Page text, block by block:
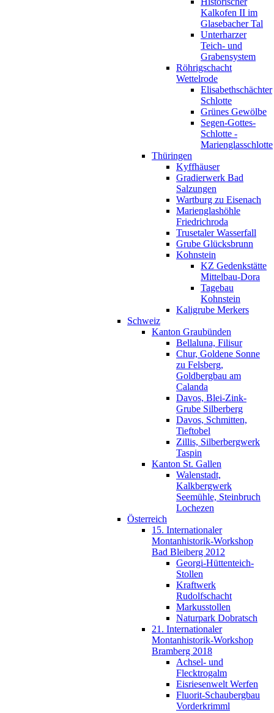
Kalkofen II im
Glasebacher Tal
Unterharzer
Teich- und
Grabensystem
Röhrigschacht
Wettelrode
Elisabethschächter
Schlotte
Grünes Gewölbe
Segen-Gottes-
Schlotte -
Marienglasschlotte
Thüringen
Kyffhäuser
Gradierwerk Bad
Salzungen
Wartburg zu Eisenach
Marienglashöhle
Friedrichroda
Trusetaler Wasserfall
Grube Glücksbrunn
Kohnstein
KZ Gedenkstätte
Mittelbau-Dora
Tagebau
Kohnstein
Kaligrube Merkers
Schweiz
Kanton Graubünden
Bellaluna, Filisur
Chur, Goldene Sonne
zu Felsberg,
Goldbergbau am
Calanda
Davos, Blei-Zink-
Grube Silberberg
Davos, Schmitten,
Tieftobel
Zillis, Silberbergwerk
Taspin
Kanton St. Gallen
Walenstadt,
Kalkbergwerk
Seemühle, Steinbruch
Lochezen
Österreich
15. Internationaler
Montanhistorik-Workshop
Bad Bleiberg 2012
Georgi-Hüttenteich-
Stollen
Kraftwerk
Rudolfschacht
Markusstollen
Naturpark Dobratsch
21. Internationaler
Montanhistorik-Workshop
Bramberg 2018
Achsel- und
Flecktrogalm
Eisriesenwelt Werfen
Fluorit-Schaubergbau
Vorderkrimml